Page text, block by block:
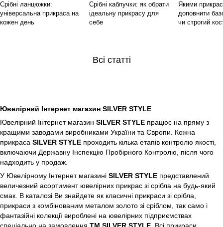
Срібні ланцюжки:
універсальна прикраса на
кожен день
Срібні каблучки: як обрати
ідеальну прикрасу для
себе
Якими
доповнити
чи строгий
Всі статті
Ювелірний Інтернет магазин SILVER STYLE
Ювелірний Інтернет магазин SILVER STYLE працює на пряму з
кращими заводами виробниками України та Європи. Кожна
прикраса SILVER STYLE проходить кілька етапів контролю якості,
включаючи Державну Інспекцію Пробірного Контролю, після чого
надходить у продаж.
У Ювелірному Інтернет магазині SILVER STYLE представлений
величезний асортимент ювелірних прикрас зі срібла на будь-який
смак. В каталозі Ви знайдете як класичні прикраси зі срібла,
прикраси з комбінованим металом золото зі сріблом, так само і
фантазійні колекції вироблені на ювелірних підприємствах